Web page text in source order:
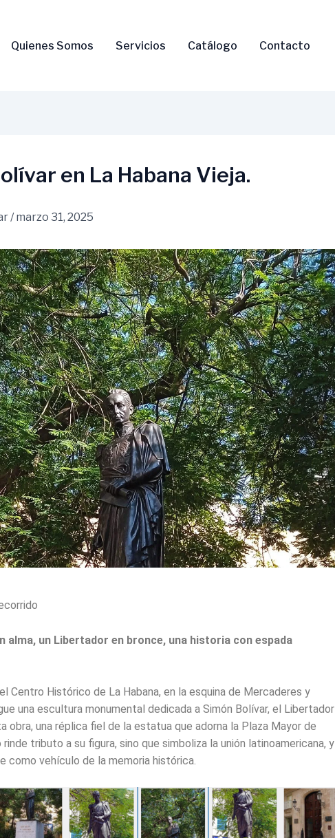
Quienes Somos Servicios Catálogo Contacto
en La Habana Vieja.
/marzo 31, 2025
alma, un Libertador en bronce, una historia con espada
Centro Histórico de La Habana, en la esquina de Mercaderes y
una escultura monumental dedicada a Simón Bolívar, el Libertador
obra, una réplica fiel de la estatua que adorna la Plaza Mayor de
rinde tributo a su figura, sino que simboliza la unión latinoamericana, y
como vehículo de la memoria histórica.